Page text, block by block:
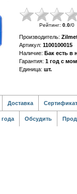
Рейтинг: 0.0/0
Производитель:
Артикул: 1100100015
Наличие: Бак есть в
Гарантия: 1 год с
Единица: шт.
Доставка Сертификат
года Обсудить